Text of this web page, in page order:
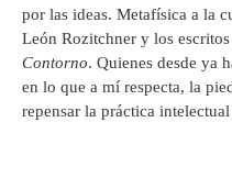
por las ideas. Metafísica a la
León Rozitchner y los
Contorno. Quienes desde ya
en lo que a mí respecta, la
repensar la práctica